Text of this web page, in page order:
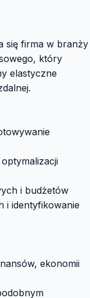
się firma w branży
który
elastyczne
i budżetów
i identyfikowanie
ekonomii